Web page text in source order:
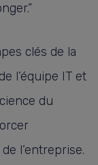
clés de la
l’équipe IT et
du
l’entreprise.